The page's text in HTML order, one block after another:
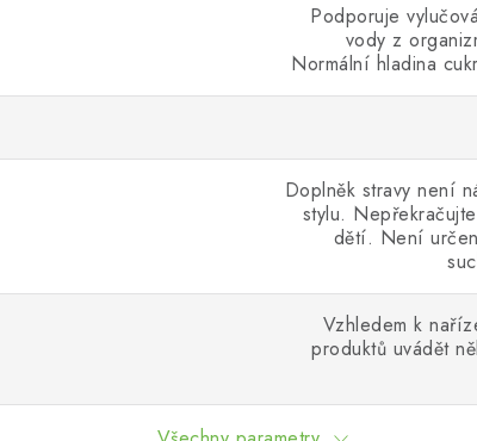
Podporuje
vody z
Normální hladina
Doplněk stravy není
stylu.
dětí. Není
Vzhledem k
produktů uvádět